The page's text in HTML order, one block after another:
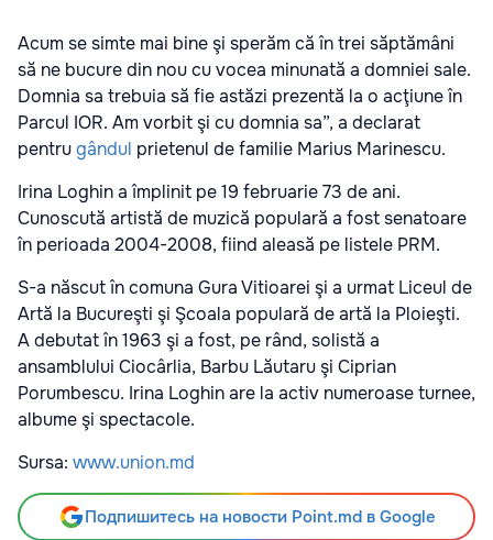
Acum se simte mai bine şi sperăm că în trei săptămâni
să ne bucure din nou cu vocea minunată a domniei sale.
Domnia sa trebuia să fie astăzi prezentă la o acţiune în
Parcul IOR. Am vorbit şi cu domnia sa”, a declarat
pentrugândul prietenul de familie Marius Marinescu.
Irina Loghin a împlinit pe 19 februarie 73 de ani.
Cunoscută artistă de muzică populară a fost senatoare
în perioada 2004-2008, fiind aleasă pe listele PRM.
S-a născut în comuna Gura Vitioarei şi a urmat Liceul de
Artă la Bucureşti şi Şcoala populară de artă la Ploieşti.
A debutat în 1963 şi a fost, pe rând, solistă a
ansamblului Ciocârlia, Barbu Lăutaru şi Ciprian
Porumbescu. Irina Loghin are la activ numeroase turnee,
albume şi spectacole.
Sursa: www.union.md
Подпишитесь на новости Point.md в Google